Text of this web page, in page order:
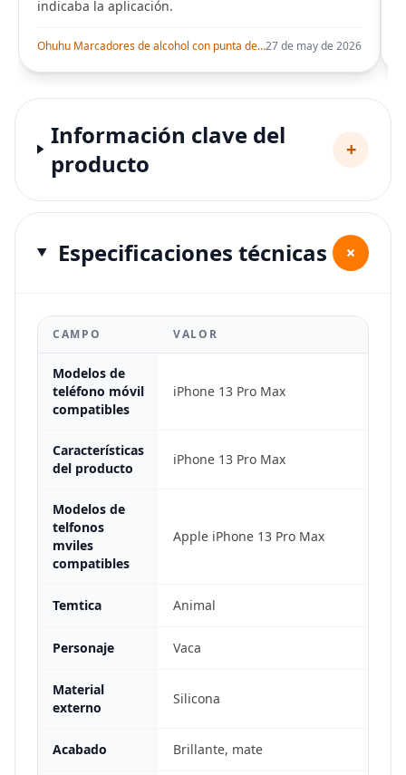
indicaba la aplicación.
Ohuhu Marcadores de alcohol con punta de pincel – Juego de marcadores artísticos de doble punta con certificación AP para artistas adultos27 de may de 2026
Información clave del
producto
+
Especificaciones técnicas +
CAMPO VALOR
Modelos de
teléfono móvil
compatibles
iPhone 13 Pro Max
Características
del producto
iPhone 13 Pro Max
Modelos de
telfonos
mviles
compatibles
Apple iPhone 13 Pro Max
Temtica Animal
Personaje Vaca
Material
externo
Silicona
Acabado Brillante, mate